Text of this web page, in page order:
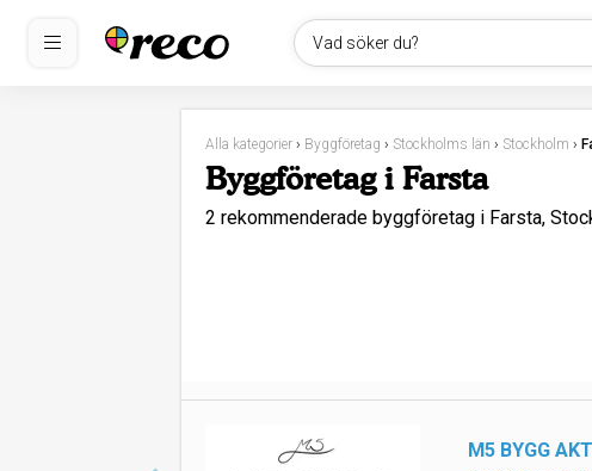
Vad söker du?
Alla kategorier › Byggföretag › Stockholms län › Stockholm ›
Byggföretag i Farsta
2 rekommenderade byggföretag i Farsta,
M5 BYGG